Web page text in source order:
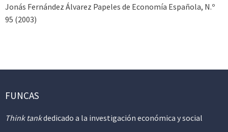
Jonás Fernández Álvarez Papeles de Economía Española, N.º
95 (2003)
FUNCAS
Think tankdedicado a la investigación económica y social